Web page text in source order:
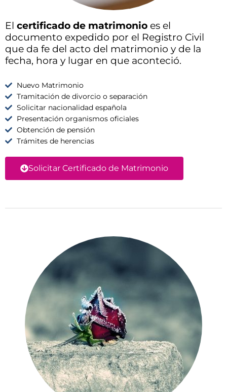
El certificado de matrimonio es el
documento expedido por el Registro Civil
que da fe del acto del matrimonio y de la
fecha, hora y lugar en que aconteció.
Nuevo Matrimonio
Tramitación de divorcio o separación
Solicitar nacionalidad española
Presentación organismos oficiales
Obtención de pensión
Trámites de herencias
Solicitar Certificado de Matrimonio